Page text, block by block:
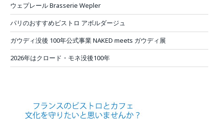
ウェプレール Brasserie Wepler
パリのおすすめビストロ アボルダージュ
ガウディ没後 100年公式事業 NAKED meets ガウディ展
2026年はクロード・モネ没後100年